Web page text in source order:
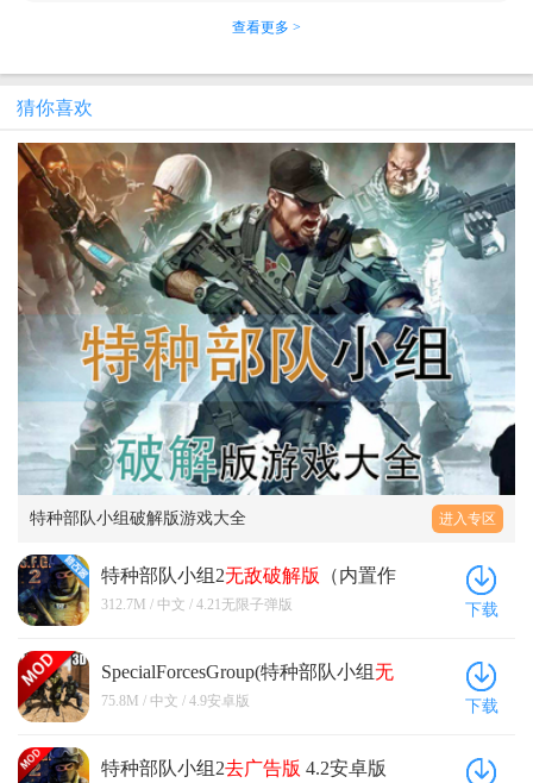
过考虑是硬件要求才这样移植的，以及其他方面做得
的。 推荐上还是值得入坑的，毕竟这款军事题材类型
多了，而目前来说后续优化上能够做得更好就很不错
了。
是42元。 游戏画质在调高后整体（图像质量我调的
场景以及载具都只有一个大的轮廓并涂有各类图案，
而像坦克爆炸时，就像是突然冒出了一片黑雾，在黑
雾中还有大的火光迸发，然后向周围蹦出许多黑色碎
片，只剩下一个大的残骸还留在地上，看起来感觉画
面做的还是比较粗糙。个人认为在画质调高后，画面
也没有多精美，虽然看起来比刚开始好了很多，但也
仅仅是处于能玩的状态，但作为这样一款游戏而言，
我觉得这样的画质也足够了，当然要是把画质做得更
精美就更好了。 【音乐还行】游戏的音乐制作还可
以，像坦克在移动时，会发出这会发出一阵轰隆声，
而在急转弯时声音就会急剧收缩，听起来还是蛮有感
觉的。游戏战斗过程中没有背景音乐，当然这样一款
游戏也不需要背景音乐。根据炮火的声音，以及移动
时的轰动声，可以判断敌人或队友的位置，以及炮弹
发射的地方。感觉各个声音做的还是蛮有特色的，辨
识度比较高，让“听声辨位”也容易很多。音乐整体不
错，对于这样一款对抗类游戏的而言，辨识度的声音
尤为重要。但音乐缺乏变化，听久了就感觉比较单
一。 游戏整体代入感还是蛮不错的，像炮弹打中敌人
粗糙，但配合上音乐而言，整体的打击感还是蛮不错
的。 接下来来谈谈我认为这款游戏的优缺点（上述谈
血条就下降，当血条为零时就“game over”了。但游戏
需要精确瞄准，然而瞄准在这款游戏中是个技术活，
大神以后还可以利用望远镜功能进行快速打击。 但是
有时候刚看到敌方装甲车就被消灭了，因为新手玩家
对于战车的操控和发射并不是那么熟练。 在游戏过程
中不得不提一下广告，当重新开始或者更换模式的时
候会强制性让玩家观看广告，虽说玩游戏不用花钱，
偶尔看看广告也可以接受，但是这个强制广告次数有
点太多了，而且不能提前关闭，这搞得游戏体验并不
是那么惬意，如果可以适当的减少一下广告次数，那
么整体游戏体验将会更加完美。 一个人能把军事游戏
做成这种程度不得不说非常令人敬佩，如果你是一位
热爱军事战争游戏的朋友那么一定要来尝试一下这款
游戏，这款游戏一定不会让你失望，技术大神在这款
游戏里面也很多。
查看更多 >
猜你喜欢
特种部队小组破解版游戏大全 进入专区
特种部队小组2无敌破解版
（内置作
弊器） 4.21 无限子弹版
312.7M / 中文 / 4.21无限子弹版 下载
SpecialForcesGroup(特种部队小组无
限金币版 ) 4.9安卓版
75.8M / 中文 / 4.9安卓版 下载
特种部队小组2去广告版 4.2安卓版